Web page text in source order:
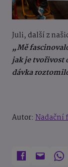
Juli, další z
„Mě
jak je tvořivost
dávka
Autor: Nadační